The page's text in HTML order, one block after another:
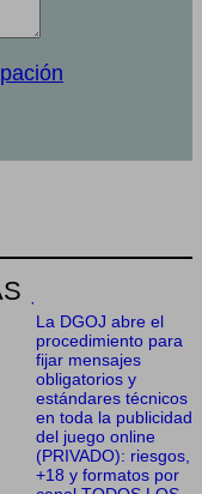
·
La DGOJ abre el
procedimiento para
fijar mensajes
obligatorios y
estándares técnicos
en toda la publicidad
del juego online
(PRIVADO): riesgos,
+18 y formatos por